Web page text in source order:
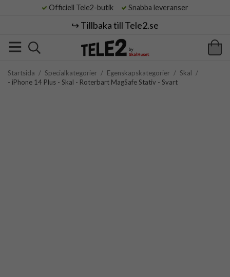
Officiell Tele2-butik Snabba leveranser
↪️ Tillbaka till Tele2.se
Startsida / Specialkategorier / Egenskapskategorier / Skal /
- iPhone 14 Plus - Skal - Roterbart MagSafe Stativ - Svart